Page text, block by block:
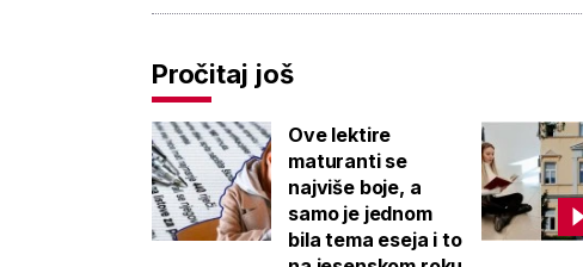
Pročitaj još
Ove lektire
maturanti se
najviše boje, a
samo je jednom
bila tema eseja i to